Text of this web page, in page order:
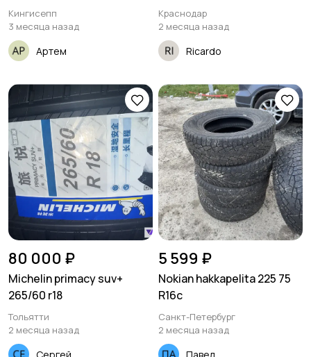
Кингисепп
3 месяца назад
Артем
Yokohama advan apex v601
Краснодар
2 месяца назад
Ricardo
80 000 ₽
Michelin primacy suv+
265/60 r18
Тольятти
2 месяца назад
Сергей
5 599 ₽
Nokian hakkapelita 225 75
R16c
Санкт-Петербург
2 месяца назад
Павел